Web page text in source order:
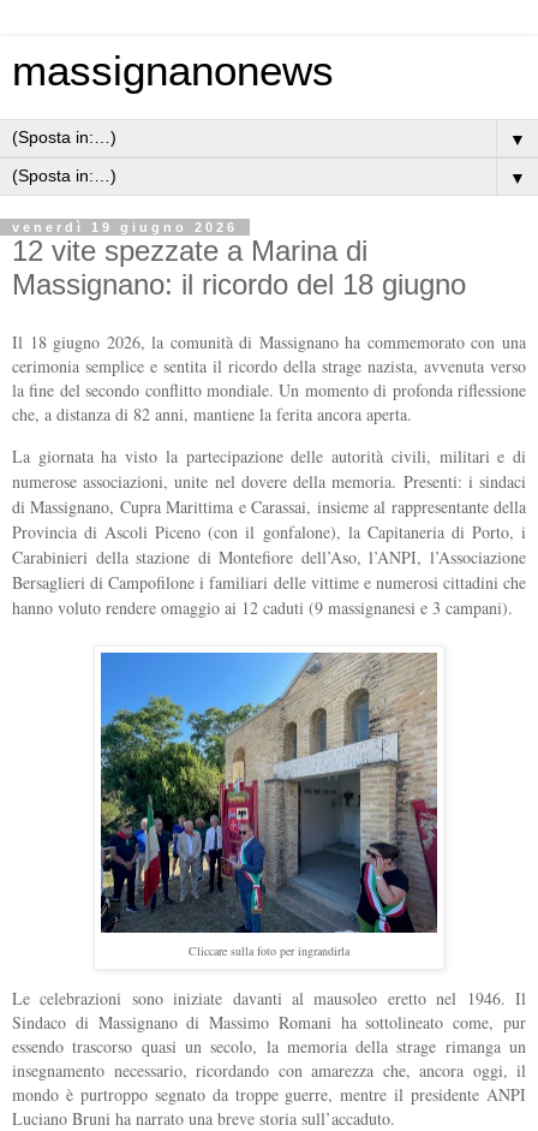
massignanonews
▼
▼
venerdì 19 giugno 2026
12 vite spezzate a Marina di
Massignano: il ricordo del 18 giugno
Il 18 giugno 2026, la comunità di Massignano ha commemorato con una
cerimonia semplice e sentita il ricordo della strage nazista, avvenuta verso
la fine del secondo conflitto mondiale. Un momento di profonda riflessione
che, a distanza di 82 anni, mantiene la ferita ancora aperta.
La giornata ha visto la partecipazione delle autorità civili, militari e di
numerose associazioni, unite nel dovere della memoria. Presenti: i sindaci
di Massignano, Cupra Marittima e Carassai, insieme al rappresentante della
Provincia di Ascoli Piceno (con il gonfalone), la Capitaneria di Porto, i
Carabinieri della stazione di Montefiore dell’Aso, l’ANPI, l’Associazione
Bersaglieri di Campofilone i familiari delle vittime e numerosi cittadini che
hanno voluto rendere omaggio ai 12 caduti (9 massignanesi e 3 campani).
Cliccare sulla foto per ingrandirla
Le celebrazioni sono iniziate davanti al mausoleo eretto nel 1946. Il
Sindaco di Massignano di Massimo Romani ha sottolineato come, pur
essendo trascorso quasi un secolo, la memoria della strage rimanga un
insegnamento necessario, ricordando con amarezza che, ancora oggi, il
mondo è purtroppo segnato da troppe guerre, mentre il presidente ANPI
Luciano Bruni ha narrato una breve storia sull’accaduto.